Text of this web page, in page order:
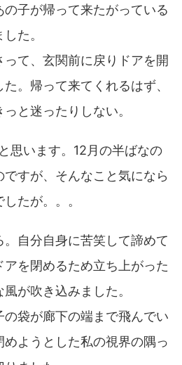
子が帰って来たがっている
た。
て、玄関前に戻りドアを開
。帰って来てくれるはず、
と迷ったりしない。
思います。12月の半ばなの
すが、そんなこと気になら
たが。。。
自分自身に苦笑して諦めて
を閉めるため立ち上がった
が吹き込みました。
袋が廊下の端まで飛んでい
ようとした私の視界の隅っ